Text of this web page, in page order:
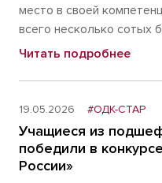
место в своей
всего несколько сотых
Читать подробнее
19.05.2026 #ОДК-СТАР
Учащиеся из
победили в
России»